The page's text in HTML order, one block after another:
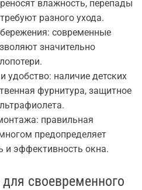
влажность, перепады
разного ухода.
современные
значительно
удобство: наличие детских
фурнитура, защитное
правильная
предопределяет
и эффективность окна.
своевременного